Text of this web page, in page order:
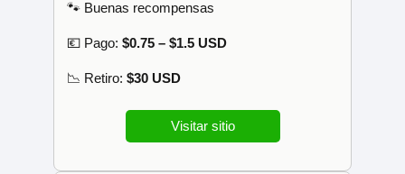
🐾 Buenas recompensas
💶 Pago: $0.75 – $1.5 USD
📉 Retiro: $30 USD
Visitar sitio